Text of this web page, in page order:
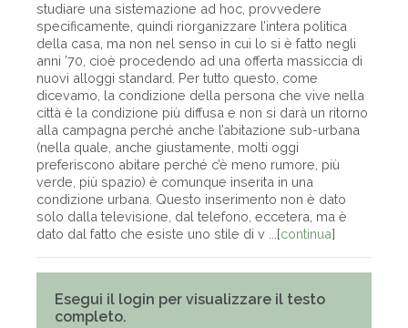
studiare una sistemazione ad hoc, provvedere
specificamente, quindi riorganizzare l’intera politica
della casa, ma non nel senso in cui lo si è fatto negli
anni ’70, cioè procedendo ad una offerta massiccia di
nuovi alloggi standard. Per tutto questo, come
dicevamo, la condizione della persona che vive nella
città è la condizione più diffusa e non si darà un ritorno
alla campagna perché anche l’abitazione sub-urbana
(nella quale, anche giustamente, molti oggi
preferiscono abitare perché c’è meno rumore, più
verde, più spazio) è comunque inserita in una
condizione urbana. Questo inserimento non è dato
solo dalla televisione, dal telefono, eccetera, ma è
dato dal fatto che esiste uno stile di v ...[continua]
Esegui il login per visualizzare il testo
completo.